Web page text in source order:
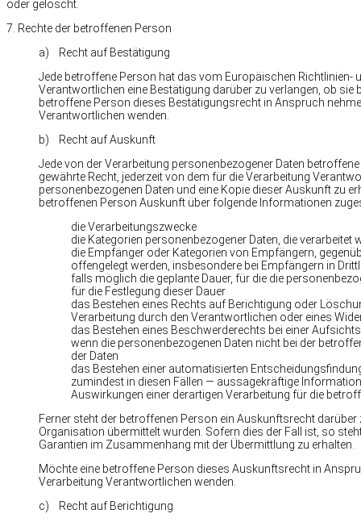
oder gelöscht.
7. Rechte der betroffenen Person
a) Recht auf Bestätigung
Jede betroffene Person hat das vom Europäischen Richtlinien-
Verantwortlichen eine Bestätigung darüber zu verlangen, ob
betroffene Person dieses Bestätigungsrecht in Anspruch
Verantwortlichen wenden.
b) Recht auf Auskunft
Jede von der Verarbeitung personenbezogener Daten
gewährte Recht, jederzeit von dem für die Verarbeitung
personenbezogenen Daten und eine Kopie dieser Auskunft zu
betroffenen Person Auskunft über folgende Informationen
die Verarbeitungszwecke
die Kategorien personenbezogener Daten, die verarbeitet
die Empfänger oder Kategorien von Empfängern,
offengelegt werden, insbesondere bei Empfängern in
falls möglich die geplante Dauer, für die die
für die Festlegung dieser Dauer
das Bestehen eines Rechts auf Berichtigung oder
Verarbeitung durch den Verantwortlichen oder eines
das Bestehen eines Beschwerderechts bei einer
wenn die personenbezogenen Daten nicht bei der
der Daten
das Bestehen einer automatisierten
zumindest in diesen Fällen — aussagekräftige
Auswirkungen einer derartigen Verarbeitung für die
Ferner steht der betroffenen Person ein Auskunftsrecht
Organisation übermittelt wurden. Sofern dies der Fall ist, so
Garantien im Zusammenhang mit der Übermittlung zu erhalten.
Möchte eine betroffene Person dieses Auskunftsrecht in
Verarbeitung Verantwortlichen wenden.
c) Recht auf Berichtigung